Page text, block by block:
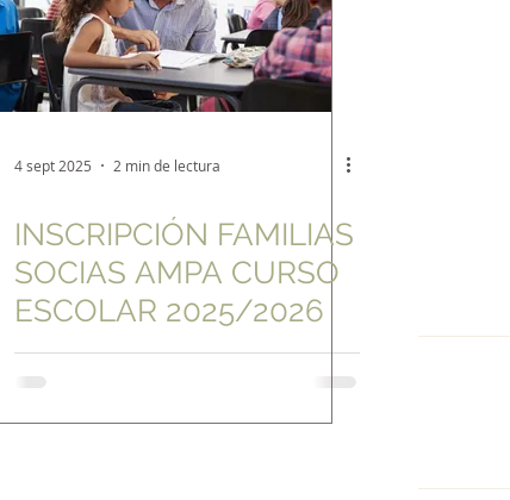
4 sept 2025 2 min de lectura
INSCRIPCIÓN FAMILIAS
SOCIAS AMPA CURSO
ESCOLAR 2025/2026